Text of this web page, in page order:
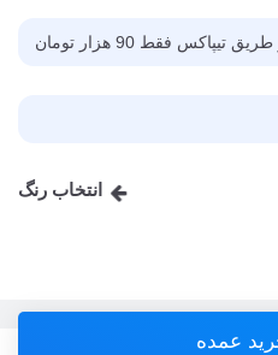
فقط 90 هزار تومان
انتخاب رنگ
عمده